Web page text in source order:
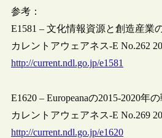
参考：
E1581 – 文化情報資源と創造産業
カレントアウェアネス-E No.262
http://current.ndl.go.jp/e1581
E1620 – Europeanaの2015-2020年
カレントアウェアネス-E No.269
http://current.ndl.go.jp/e1620